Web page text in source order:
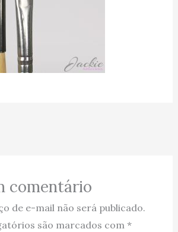
comentário
de e-mail não será publicado.
são marcados com *